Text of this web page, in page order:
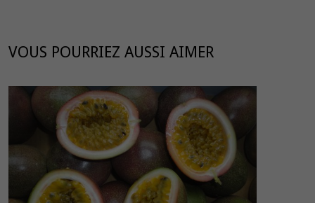
VOUS POURRIEZ AUSSI AIMER